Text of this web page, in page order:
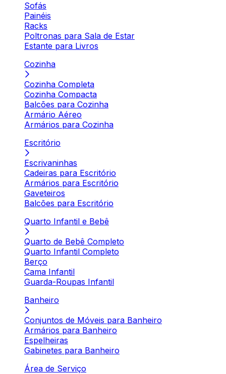
Sofás
Painéis
Racks
Poltronas para Sala de Estar
Estante para Livros
Cozinha
Cozinha Completa
Cozinha Compacta
Balcões para Cozinha
Armário Aéreo
Armários para Cozinha
Escritório
Escrivaninhas
Cadeiras para Escritório
Armários para Escritório
Gaveteiros
Balcões para Escritório
Quarto Infantil e Bebê
Quarto de Bebê Completo
Quarto Infantil Completo
Berço
Cama Infantil
Guarda-Roupas Infantil
Banheiro
Conjuntos de Móveis para Banheiro
Armários para Banheiro
Espelheiras
Gabinetes para Banheiro
Área de Serviço